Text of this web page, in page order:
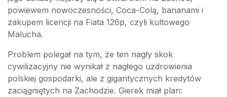
powiewem nowoczesności, Coca-Colą, bananami i
zakupem licencji na Fiata 126p, czyli kultowego
Malucha.
Problem polegał na tym, że ten nagły skok
cywilizacyjny nie wynikał z nagłego uzdrowienia
polskiej gospodarki, ale z gigantycznych kredytów
zaciągniętych na Zachodzie. Gierek miał plan: